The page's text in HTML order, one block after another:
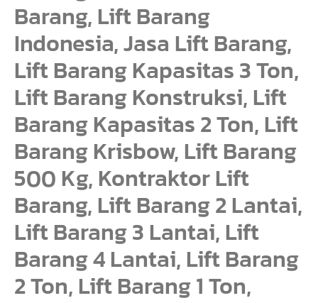
Barang, Lift Barang
Indonesia, Jasa Lift Barang,
Lift Barang Kapasitas 3 Ton,
Lift Barang Konstruksi, Lift
Barang Kapasitas 2 Ton, Lift
Barang Krisbow, Lift Barang
500 Kg, Kontraktor Lift
Barang, Lift Barang 2 Lantai,
Lift Barang 3 Lantai, Lift
Barang 4 Lantai, Lift Barang
2 Ton, Lift Barang 1 Ton,